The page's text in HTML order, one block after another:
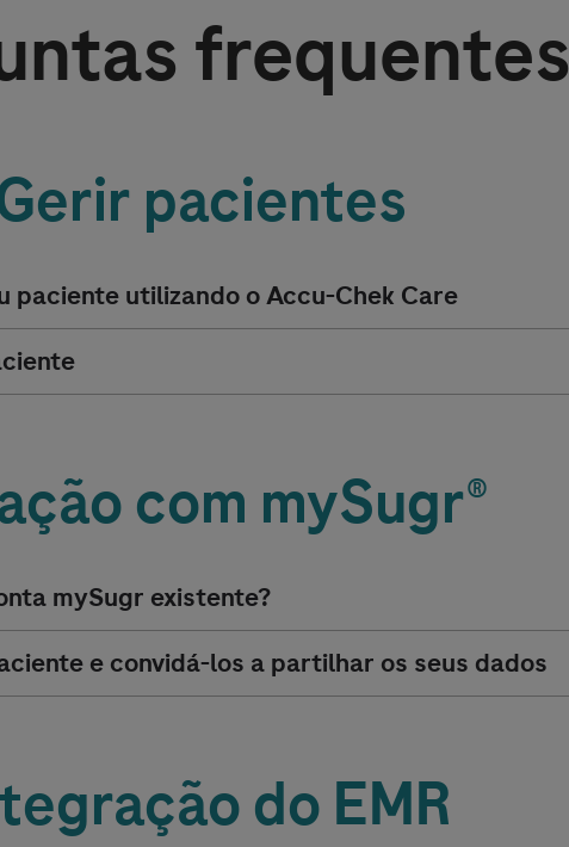
frequentes
pacientes
paciente utilizando oAccu-Chek Care
com mySugr®
mySugr existente?
e convidá-los a partilhar os seus dados
do EMR